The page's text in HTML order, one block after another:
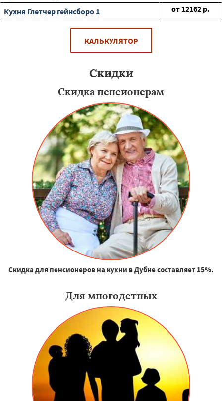
Кухня Глетчер гейнсборо 1
от 12162 р.
КАЛЬКУЛЯТОР
Скидки
Скидка пенсионерам
Скидка для пенсионеров на кухни в Дубне составляет 15%.
Для многодетных